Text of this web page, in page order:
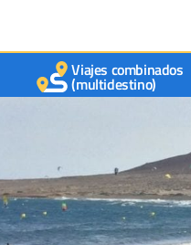
Viajes combinados
(multidestino)